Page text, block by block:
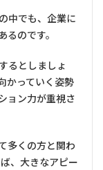
中でも、企業に
のです。
るとしましょ
かっていく姿勢
ョン力が重視さ
多くの方と関わ
、大きなアピー